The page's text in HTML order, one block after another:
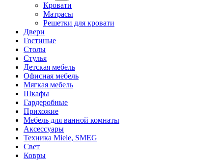
Кровати
Матрасы
Решетки для кровати
Двери
Гостиные
Столы
Стулья
Детская мебель
Офисная мебель
Мягкая мебель
Шкафы
Гардеробные
Прихожие
Мебель для ванной комнаты
Аксессуары
Техника Miele, SMEG
Свет
Ковры